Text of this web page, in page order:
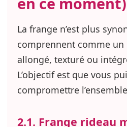
La frange n’est plus
comprennent comme un
allongé, texturé ou
L’objectif est que vous
compromettre
2.1. Frange rideau